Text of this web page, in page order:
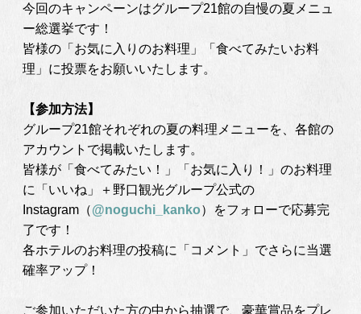
今回のキャンペーンはグループ21館の自慢の夏メニュ
ー総選挙です！
皆様の「お気に入りのお料理」「食べてみたいお料
理」に投票をお願いいたします。
【参加方法】
グループ21館それぞれの夏の料理メニューを、各館の
アカウントで掲載いたします。
皆様が「食べてみたい！」「お気に入り！」のお料理
に「いいね」＋野口観光グループ公式の
Instagram（@noguchi_kanko）をフォローで応募完
了です！
各ホテルのお料理の投稿に「コメント」でさらに当選
確率アップ！
ご参加いただいた方の中から抽選で、豪華賞品をプレ